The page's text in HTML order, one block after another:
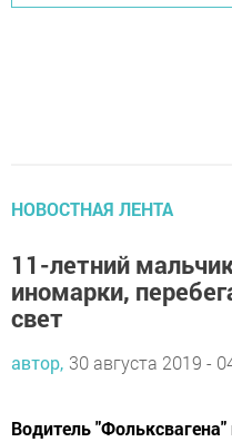
НОВОСТНАЯ ЛЕНТА
11-летний
иномарки,
свет
автор, 30 августа 2019 -
Водитель